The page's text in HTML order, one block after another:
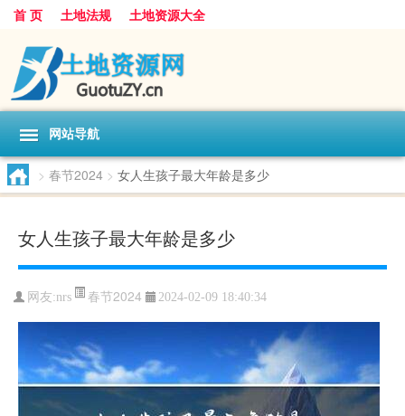
首 页 土地法规 土地资源大全
网站导航
> 春节2024 > 女人生孩子最大年龄是多少
女人生孩子最大年龄是多少
网友:nrs 春节2024 2024-02-09 18:40:34